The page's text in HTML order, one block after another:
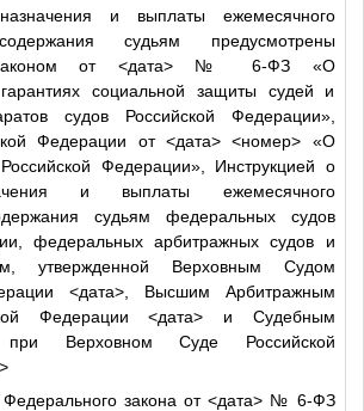
и выплаты ежемесячного
судьям предусмотрены
от <дата>№ 6-ФЗ «О
социальной защиты судей и
судов Российской Федерации»,
Федерации от <дата> <номер> «О
Федерации», Инструкцией о
и выплаты ежемесячного
судьям федеральных судов
федеральных арбитражных судов и
утвержденной Верховным Судом
<дата>, Высшим Арбитражным
Федерации<дата> и Судебным
при Верховном Суде Российской
закона от <дата>№ 6-ФЗ